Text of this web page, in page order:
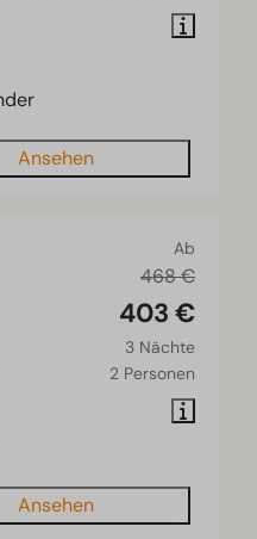
Ansehen
Ab
468 €
403 €
3 Nächte
2 Personen
Ansehen